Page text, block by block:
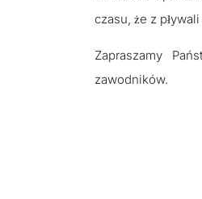
czasu, że z
Zapraszamy
zawodników.